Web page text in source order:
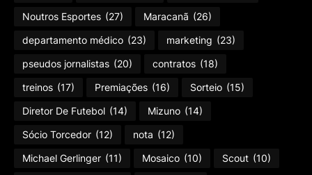
Noutros Esportes (27) Maracanã (26)
departamento médico (23) marketing (23)
pseudos jornalistas (20) contratos (18)
treinos (17) Premiações (16) Sorteio (15)
Diretor De Futebol (14) Mizuno (14)
Sócio Torcedor (12) nota (12)
Michael Gerlinger (11) Mosaico (10) Scout (10)